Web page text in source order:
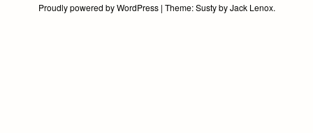
Proudly powered by WordPress | Theme:SustybyJack Lenox.